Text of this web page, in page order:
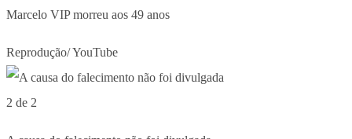
Marcelo VIP morreu aos 49 anos
Reprodução/ YouTube
2 de 2